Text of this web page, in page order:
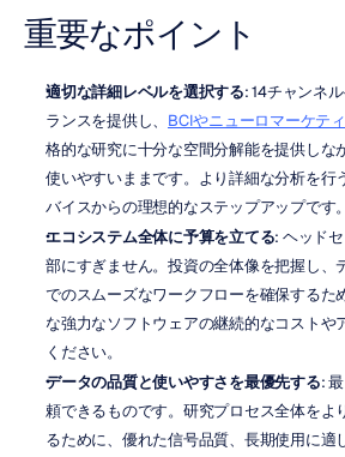
重要なポイント
適切な詳細レベルを選択する: 14チャンネ
ランスを提供し、 BCIやニューロマーケテ
格的な研究に十分な空間分解能を提供しな
使いやすいままです。より詳細な分析を行
バイスからの理想的なステップアップです。
エコシステム全体に予算を立てる: ヘッド
部にすぎません。投資の全体像を把握し、
でのスムーズなワークフローを確保するた
な強力なソフトウェアの継続的なコストや
ください。
データの品質と使いやすさを最優先する:
頼できるものです。研究プロセス全体をよ
るために、優れた信号品質、長期使用に適